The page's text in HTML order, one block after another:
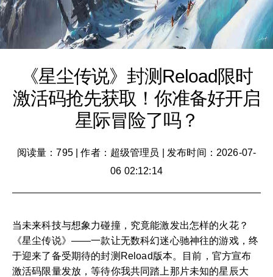
《星尘传说》封测Reload限时
激活码抢先获取！你准备好开启
星际冒险了吗？
阅读量：795|作者：超级管理员
发布时间：2026-07-
06 02:12:14
当未来科技与想象力碰撞，究竟能激发出怎样的火花？
《星尘传说》——一款让无数科幻迷心驰神往的游戏，终
于迎来了备受期待的封测Reload版本。目前，官方宣布
激活码限量发放，等待你我共同踏上那片未知的星辰大